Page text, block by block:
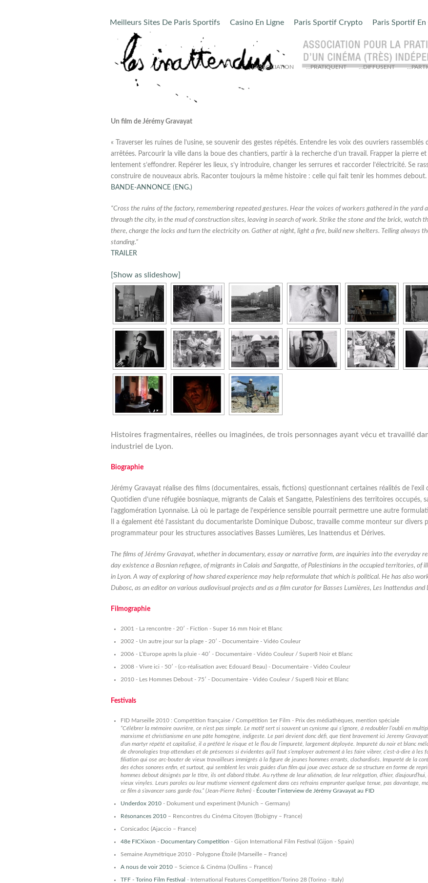
Meilleurs Sites De Paris Sportifs Casino En Ligne Paris Sportif Crypto Paris Sportif
L’ASSOCIATION …PRATIQUENT …DIFFUSENT
Un film de Jérémy Gravayat
« Traverser les ruines de l’usine, se souvenir des gestes répétés. Entendre les voix des ouvriers
arrêtées. Parcourir la ville dans la boue des chantiers, partir à la recherche d’un travail. Frapper la pierre
lentement s’effondrer. Repérer les lieux, s’y introduire, changer les serrures et raccorder l’électricité. Se
construire de nouveaux abris. Raconter toujours la même histoire : celle qui fait tenir les hommes debout.
BANDE-ANNONCE (ENG.)
“Cross the ruins of the factory, remembering repeated gestures. Hear the voices of workers gathered in the yard
through the city, in the mud of construction sites, leaving in search of work. Strike the stone and the brick, watch
there, change the locks and turn the electricity on. Gather at night, light a fire, build new shelters. Telling always
standing.”
TRAILER
[Show as slideshow]
Histoires fragmentaires, réelles ou imaginées, de trois personnages ayant vécu et travaillé
industriel de Lyon.
Biographie
Jérémy Gravayat réalise des films (documentaires, essais, fictions) questionnant certaines réalités de l’exil
Quotidien d’une réfugiée bosniaque, migrants de Calais et Sangatte, Palestiniens des territoires occupés,
l’agglomération Lyonnaise. Là où le partage de l’expérience sensible pourrait permettre une autre
Il a également été l’assistant du documentariste Dominique Dubosc, travaille comme monteur sur divers
programmateur pour les structures associatives Basses Lumières, Les Inattendus et Dérives.
The films of Jérémy Gravayat, whether in documentary, essay or narrative form, are inquiries into the everyday
day existence a Bosnian refugee, of migrants in Calais and Sangatte, of Palestinians in the occupied territories, of
in Lyon. A way of exploring of how shared experience may help reformulate that which is political. He has also
Dubosc, as an editor on various audiovisual projects and as a film curator for Basses Lumières, Les Inattendus and
Filmographie
2001 - La rencontre - 20′ - Fiction - Super 16 mm Noir et Blanc
2002 - Un autre jour sur la plage - 20′ - Documentaire - Vidéo Couleur
2006 - L’Europe après la pluie - 40′ - Documentaire - Vidéo Couleur / Super8 Noir et Blanc
2008 - Vivre ici - 50′ - (co-réalisation avec Edouard Beau) - Documentaire - Vidéo Couleur
2010 - Les Hommes Debout - 75′ - Documentaire - Vidéo Couleur / Super8 Noir et Blanc
Festivals
FID Marseille 2010 : Compétition française / Compétition 1er Film - Prix des médiathèques, mention spéciale
“Célébrer la mémoire ouvrière, ce n’est pas simple. Le motif sert si souvent un cynisme qui s’ignore, à redoubler l’oubli en
marxisme et christianisme en une pâte homogène, indigeste. Le pari devient donc défi, que tient bravement ici Jeremy
d’un martyr répété et capitalisé, il a préféré le risque et le flou de l’impureté, largement déployée. Impureté du noir et blanc
de chronologies trop attendues et de présences si évidentes qu’il faut s’employer autrement à les faire vibrer, c’est-à-dire à les
filiation qui ose arc-bouter de vieux travailleurs immigrés à la figure de jeunes hommes errants, clochardisés. Impureté de la
des échos sonores enfin, et surtout, qui semblent les vrais guides d’un film qui joue avec astuce de sa structure en forme de
hommes debout désignés par le titre, ils ont d’abord titubé. Au rythme de leur aliénation, de leur relégation, d’hier,
vieux vinyles. Leurs paroles ou leur mutisme viennent également dans ces refrains emprunter quelque tenue, pas davantage,
ce film à s’avancer sans garde-fou.” (Jean-Pierre Rehm)- Écouter l’interview de Jérémy Gravayat au FID
Underdox 2010- Dokument und experiment (Munich – Germany)
Résonances 2010– Rencontres du Cinéma Citoyen (Bobigny – France)
Corsicadoc (Ajaccio – France)
48e FICXixon - Documentary Competition - Gijon International Film Festival (Gijon - Spain)
Semaine Asymétrique 2010 - Polygone Étoilé (Marseille – France)
A nous de voir 2010– Science & Cinéma (Oullins – France)
TFF - Torino Film Festival - International Features Competition/Torino 28 (Torino - Italy)